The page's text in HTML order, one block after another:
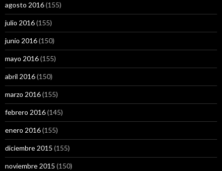
agosto 2016(155)
julio 2016(155)
junio 2016(150)
mayo 2016(155)
abril 2016(150)
marzo 2016(155)
febrero 2016(145)
enero 2016(155)
diciembre 2015 (155)
noviembre 2015 (150)